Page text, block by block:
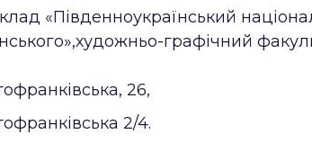
«Південноукраїнський
графічний
26,
2/4.